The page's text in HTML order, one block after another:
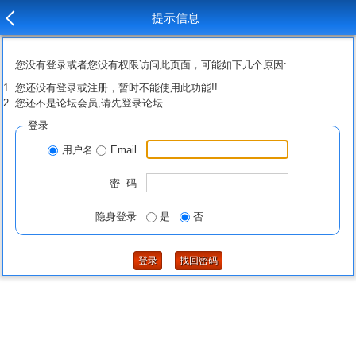
提示信息
您没有登录或者您没有权限访问此页面，可能如下几个原因:
您还没有登录或注册，暂时不能使用此功能!!
您还不是论坛会员,请先登录论坛
登录
用户名 Email
密 码
隐身登录 是 否